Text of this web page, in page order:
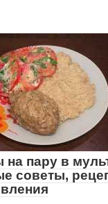
на пару в
советы,